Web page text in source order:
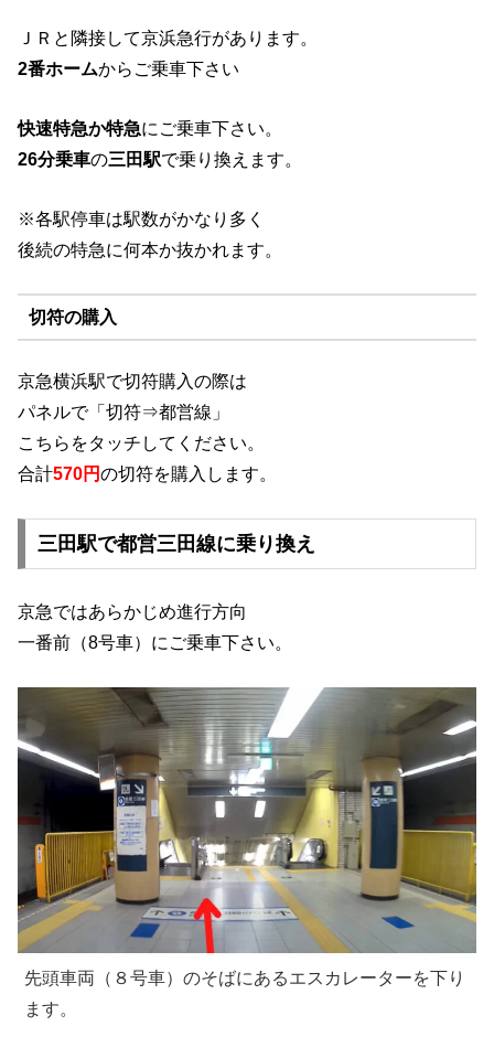
ＪＲと隣接して京浜急行があります。
2番ホームからご乗車下さい
快速特急か特急にご乗車下さい。
26分乗車の三田駅で乗り換えます。
※各駅停車は駅数がかなり多く
後続の特急に何本か抜かれます。
切符の購入
京急横浜駅で切符購入の際は
パネルで「切符⇒都営線」
こちらをタッチしてください。
合計570円の切符を購入します。
三田駅で都営三田線に乗り換え
京急ではあらかじめ進行方向
一番前（8号車）にご乗車下さい。
先頭車両（８号車）のそばにあるエスカレーターを下り
ます。